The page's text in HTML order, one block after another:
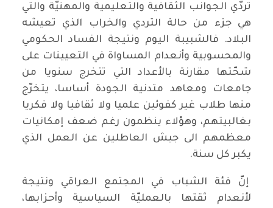
تردّي الجوانب الثقافية والتعليمية والمهنيّة والتي
هي جزء من حالة التردي والخراب الذي تعيشه
البلاد. فالشبيبة اليوم ونتيجة الفساد الحكومي
والمحسوبية وأنعدام المساواة في التعيينات على
شحّتها مقارنة بالأعداد التي تتخرج سنويا من
جامعات ومعاهد متدنية الجودة أساسا، يتخرّج
منها طلاب غير كفوئين علميا ولا ثقافيا ولا فكريا
بغالبيتهم، وهؤلاء ينظمون رغم ضعف إمكانيات
معظمهم الى جيش العاطلين عن العمل الذي
يكبر كل سنة.
إنّ فئة الشباب في المجتمع العراقي ونتيجة
لأنعدام ثقتها بالعمليّة السياسية وأحزابها،